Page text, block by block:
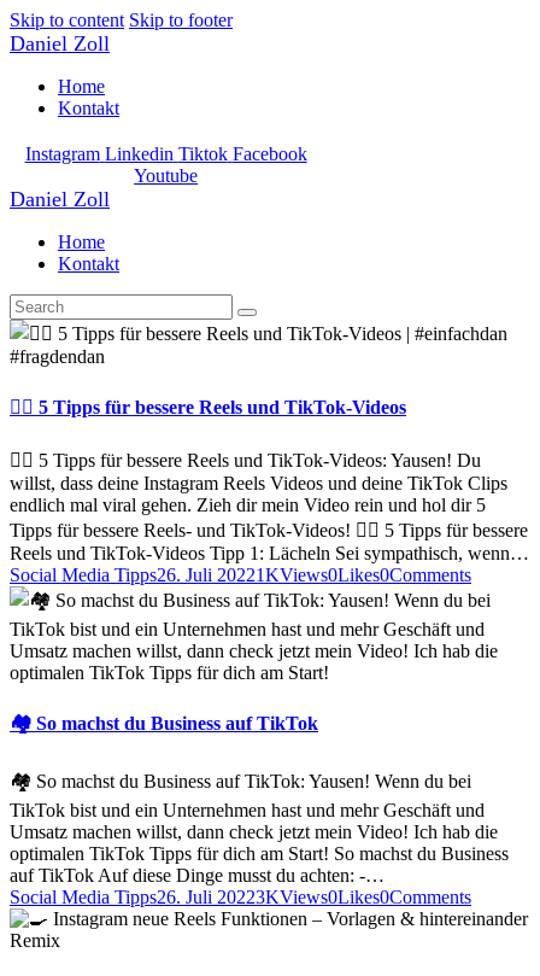
Skip to content Skip to footer
Daniel Zoll
Home
Kontakt
Instagram Linkedin Tiktok Facebook
Youtube
Daniel Zoll
Home
Kontakt
👍🏽 5 Tipps für bessere Reels und TikTok-Videos
👍🏽 5 Tipps für bessere Reels und TikTok-Videos: Yausen! Du
willst, dass deine Instagram Reels Videos und deine TikTok Clips
endlich mal viral gehen. Zieh dir mein Video rein und hol dir 5
Tipps für bessere Reels- und TikTok-Videos! 👍🏽 5 Tipps für bessere
Reels und TikTok-Videos Tipp 1: Lächeln Sei sympathisch, wenn…
Social Media Tipps26. Juli 20221KViews0Likes0Comments
🏘 So machst du Business auf TikTok
🏘 So machst du Business auf TikTok: Yausen! Wenn du bei
TikTok bist und ein Unternehmen hast und mehr Geschäft und
Umsatz machen willst, dann check jetzt mein Video! Ich hab die
optimalen TikTok Tipps für dich am Start! So machst du Business
auf TikTok Auf diese Dinge musst du achten: -…
Social Media Tipps26. Juli 20223KViews0Likes0Comments